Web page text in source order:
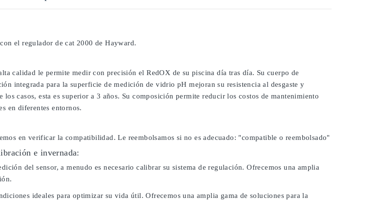
el regulador de cat 2000 de Hayward.
calidad le permite medir con precisión el RedOX de su piscina día tras día. Su cuerpo de
integrada para la superficie de medición de vidrio pH mejoran su resistencia al desgaste y
casos, esta es superior a 3 años. Su composición permite reducir los costos de mantenimiento
en diferentes entornos.
en verificar la compatibilidad. Le reembolsamos si no es adecuado: "compatible o reembolsado"
e invernada:
del sensor, a menudo es necesario calibrar su sistema de regulación. Ofrecemos una amplia
ideales para optimizar su vida útil. Ofrecemos una amplia gama de soluciones para la